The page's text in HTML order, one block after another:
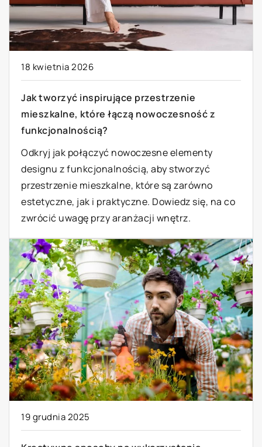
18 kwietnia 2026
Jak tworzyć inspirujące przestrzenie
mieszkalne, które łączą nowoczesność z
funkcjonalnością?
Odkryj jak połączyć nowoczesne elementy
designu z funkcjonalnością, aby stworzyć
przestrzenie mieszkalne, które są zarówno
estetyczne, jak i praktyczne. Dowiedz się, na co
zwrócić uwagę przy aranżacji wnętrz.
19 grudnia 2025